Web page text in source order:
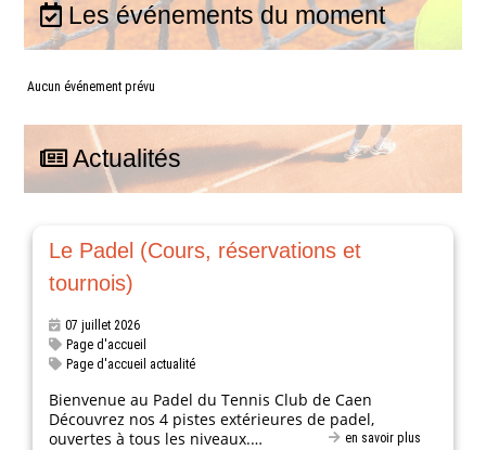
Les événements du moment
Aucun événement prévu
Actualités
Le Padel (Cours, réservations et
tournois)
07 juillet 2026
Page d'accueil
Page d'accueil actualité
Bienvenue au Padel du Tennis Club de Caen
Découvrez nos 4 pistes extérieures de padel,
ouvertes à tous les niveaux.…
en savoir plus